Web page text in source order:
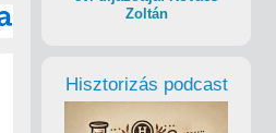
Zoltán
Hisztorizás podcast